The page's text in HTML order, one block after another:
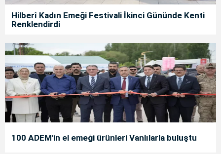
Hilberî Kadın Emeği Festivali İkinci Gününde Kenti
Renklendirdi
100 ADEM'in el emeği ürünleri Vanlılarla buluştu